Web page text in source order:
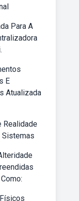
Para A
E
Atualizada
Realidade
Sistemas